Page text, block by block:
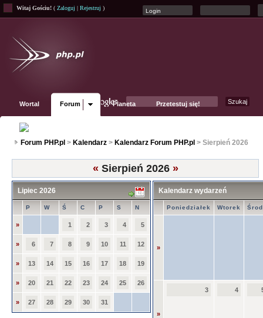
Witaj Gościu! ( Zaloguj | Rejestruj )
Wortal Forum Planeta Przetestuj się!
Forum PHP.pl > Kalendarz > Kalendarz Forum PHP.pl > Sierpień 2026
« Sierpień 2026 »
Lipiec 2026
P W Ś C P S N
» 1 2 3 4 5
» 6 7 8 9 10 11 12
» 13 14 15 16 17 18 19
» 20 21 22 23 24 25 26
» 27 28 29 30 31
Kalendarz wydarzeń
Poniedziałek Wtorek
»
»
3 4